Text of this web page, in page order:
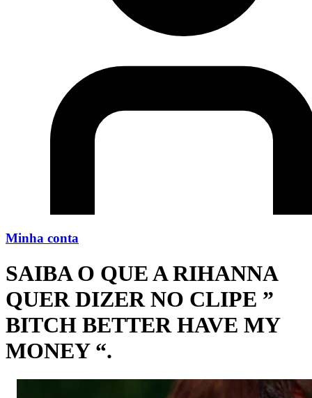
Minha conta
SAIBA O QUE A RIHANNA
QUER DIZER NO CLIPE ”
BITCH BETTER HAVE MY
MONEY “.